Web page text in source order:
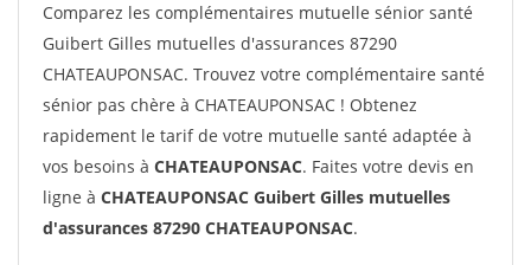
Comparez les complémentaires mutuelle sénior santé
Guibert Gilles mutuelles d'assurances 87290
CHATEAUPONSAC. Trouvez votre complémentaire santé
sénior pas chère à CHATEAUPONSAC ! Obtenez
rapidement le tarif de votre mutuelle santé adaptée à
vos besoins à CHATEAUPONSAC. Faites votre devis en
ligne à CHATEAUPONSAC Guibert Gilles mutuelles
d'assurances 87290 CHATEAUPONSAC.